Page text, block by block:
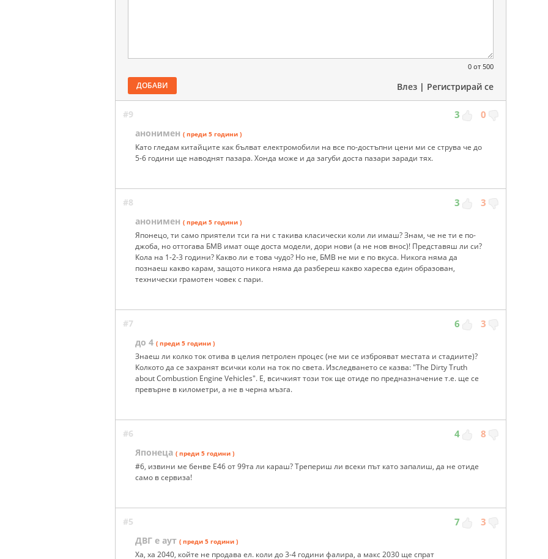
0 от 500
ДОБАВИ Влез | Регистрирай се
#9 3 0
анонимен ( преди 5 години )
Като гледам китайците как бълват електромобили на все по-достъпни цени ми се струва че до
5-6 години ще наводнят пазара. Хонда може и да загуби доста пазари заради тях.
#8 3 3
анонимен ( преди 5 години )
Японецо, ти само приятели тси га ни с такива класически коли ли имаш? Знам, че не ти е по-
джоба, но оттогава БМВ имат още доста модели, дори нови (а не нов внос)! Представяш ли си?
Кола на 1-2-3 години? Какво ли е това чудо? Но не, БМВ не ми е по вкуса. Никога няма да
познаеш какво карам, защото никога няма да разбереш какво харесва един образован,
технически грамотен човек с пари.
#7 6 3
до 4 ( преди 5 години )
Знаеш ли колко ток отива в целия петролен процес (не ми се изброяват местата и стадиите)?
Колкото да се захранят всички коли на ток по света. Изследването се казва: "The Dirty Truth
about Combustion Engine Vehicles". Е, всичкият този ток ще отиде по предназначение т.е. ще се
превърне в километри, а не в черна мъзгa.
#6 4 8
Японеца ( преди 5 години )
#6, извини ме бенве Е46 от 99та ли караш? Трепериш ли всеки път като запалиш, да не отиде
само в сервиза!
#5 7 3
ДВГ е аут ( преди 5 години )
Ха, ха 2040, койте не продава ел. коли до 3-4 години фалира, а макс 2030 ще спрат